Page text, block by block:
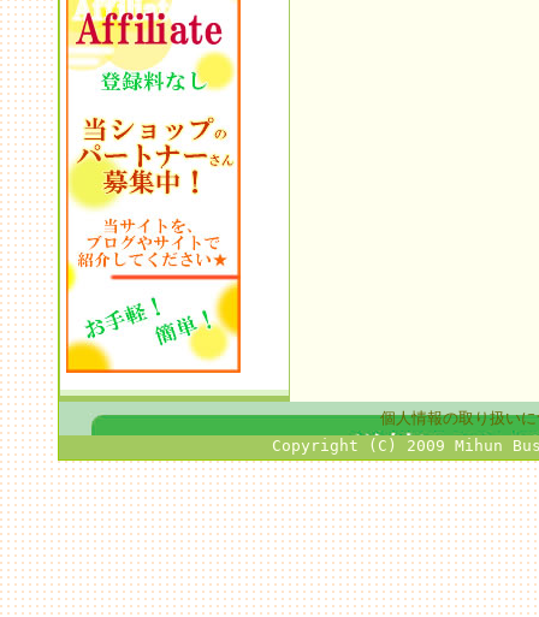
個人情報の取り扱い
Copyright (C) 2009 Mihun